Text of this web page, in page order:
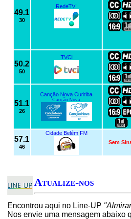
49.1
30
RedeTV!
50.2
50
TVCi
51.1
26
Canção Nova Curitiba
Canção Nova
57.1
46
Cidade Belém FM
Sem
Atualize-nos
Encontrou aqui no Line-UP
Nos envie uma mensagem abaixo